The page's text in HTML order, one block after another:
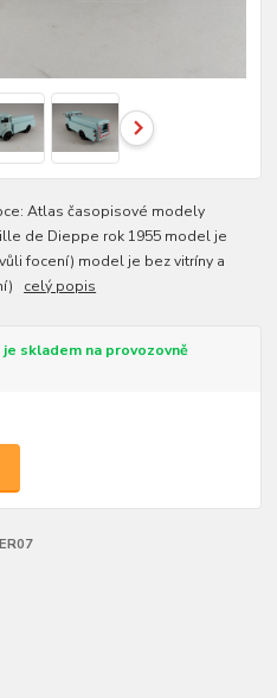
Atlas časopisové modely
de Dieppe rok 1955 model je
focení) model je bez vitríny a
celý popis
skladem na provozovně